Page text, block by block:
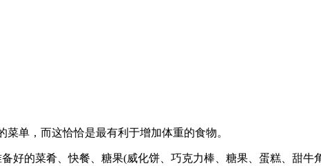
菜单，而这恰恰是最有利于增加体重的食物。
好的菜肴、快餐、糖果(威化饼、巧克力棒、糖果、蛋糕、甜